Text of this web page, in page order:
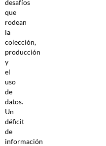
desafíos
que
rodean
la
colección,
producción
y
el
uso
de
datos.
Un
déficit
de
información